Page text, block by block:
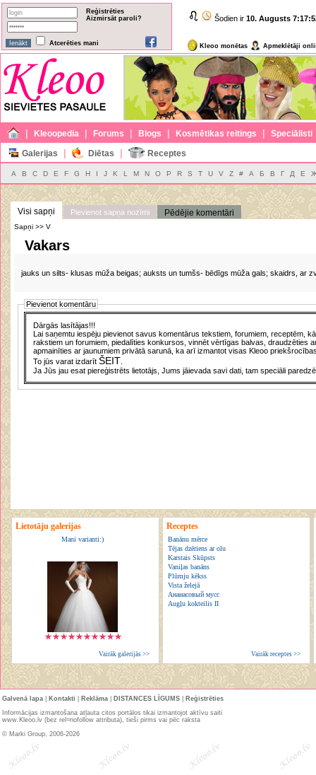
Reģistrēties
Aizmirsāt paroli?
Atcerēties mani
Šodien ir 10. Augusts
Kleoo monētas Apmeklētāji
| Kleoopedia | Forums | Blogs | Kosmētikas reitings | Speciālisti
Galerijas | Diētas | Receptes
A B C D E F G H I J K L M N O P R S T U V Z # А Б В Г Д Е
Visi sapņi Pievienot sapņa nozīmi Pēdējie komentāri
Sapņi >> V
Vakars
jauks un silts- klusas mūža beigas; auksts un tumšs- bēdīgs mūža gals; skaidrs, ar
Pievienot komentāru
Dārgās lasītājas!!!
Lai saņemtu iespēju pievienot savus komentārus tekstiem, forumiem, receptēm,
rakstiem un forumiem, piedalīties konkursos, vinnēt vērtīgas balvas, draudzēties
apmainīties ar jaunumiem privātā sarunā, ka arī izmantot visas Kleoo
To jūs varat izdarītŠEIT
Ja Jūs jau esat piereģistrēts lietotājs, Jums jāievada savi dati, tam speciāli
Lietotāju galerijas
Mani varianti:)
Vairāk galerijās >>
Receptes
Banānu mērce
Tējas dzēriens ar olu
Karstais Skūpsts
Vaniļas banāns
Plūmju kēkss
Vista želejā
Ананасовый мусс
Augļu kokteilis II
Vairāk receptes >>
Galvenā lapa Kontakti Reklāma DISTANCES LĪGUMS
Reģistrēties
Informācijas izmantošana atļauta citos portālos tikai izmantojot aktīvu saiti
www.Kleoo.lv (bez rel=nofollow attributa), tieši pirms vai pēc raksta
© Marki Group, 2006-2026